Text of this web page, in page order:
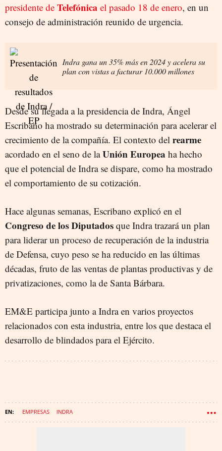
presidente de Telefónica el pasado 18 de enero, en un
consejo de administración reunido de urgencia.
Indra gana un 35% más en 2024 y acelera su
plan con vistas a facturar 10.000 millones
Desde su llegada a la presidencia de Indra, Ángel
Escribano ha mostrado su determinación para acelerar el
crecimiento de la compañía. El contexto del rearme
acordado en el seno de laUnión Europea ha hecho
que el potencial de Indra se dispare, como ha mostrado
el comportamiento de su cotización.
Hace algunas semanas, Escribano explicó en el
Congreso de los Diputados que Indra trazará un plan
para liderar un proceso de recuperación de la industria
de Defensa, cuyo peso se ha reducido en las últimas
décadas, fruto de las ventas de plantas productivas y de
privatizaciones, como la de Santa Bárbara.
EM&E participa junto a Indra en varios proyectos
relacionados con esta industria, entre los que destaca el
desarrollo de blindados para el Ejército.
EMPRESAS INDRA